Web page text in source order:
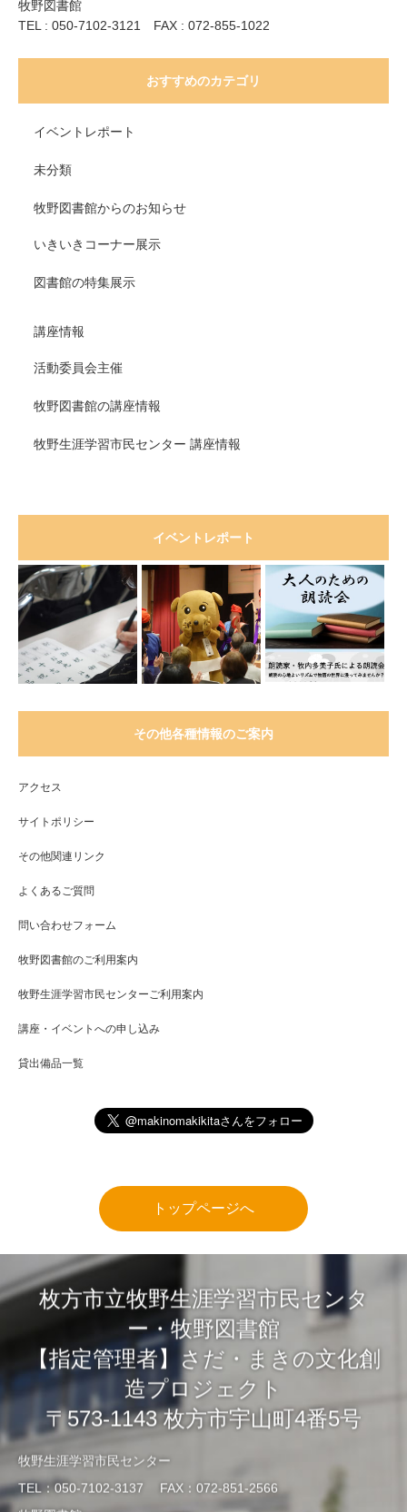
牧野図書館
TEL : 050-7102-3121 FAX : 072-855-1022
おすすめのカテゴリ
イベントレポート
未分類
牧野図書館からのお知らせ
いきいきコーナー展示
図書館の特集展示
講座情報
活動委員会主催
牧野図書館の講座情報
牧野生涯学習市民センター 講座情報
イベントレポート
その他各種情報のご案内
アクセス
サイトポリシー
その他関連リンク
よくあるご質問
問い合わせフォーム
牧野図書館のご利用案内
牧野生涯学習市民センターご利用案内
講座・イベントへの申し込み
貸出備品一覧
トップページへ
枚方市立牧野生涯学習市民センタ
ー・牧野図書館
【指定管理者】さだ・まきの文化創
造プロジェクト
〒573-1143 枚方市宇山町4番5号
牧野生涯学習市民センター
TEL：050-7102-3137 FAX：072-851-2566